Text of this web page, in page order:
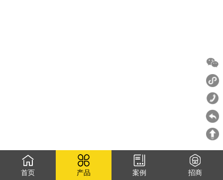
首页 产品 案例 招商